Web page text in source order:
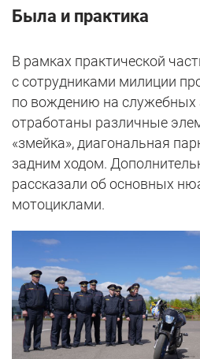
Была и практика
В рамках практической
с сотрудниками милиции
по вождению на
отработаны различные
«змейка», диагональная
задним ходом.
рассказали об основных
мотоциклами.